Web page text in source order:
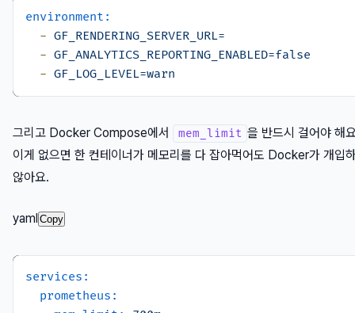
environment:
- GF_RENDERING_SERVER_URL=
- GF_ANALYTICS_REPORTING_ENABLED=false
- GF_LOG_LEVEL=warn
그리고 Docker Compose에서 mem_limit 을 반드시 걸어야 해
이게 없으면 한 컨테이너가 메모리를 다 잡아먹어도 Docker가 개입
않아요.
yaml Copy
services:
prometheus: